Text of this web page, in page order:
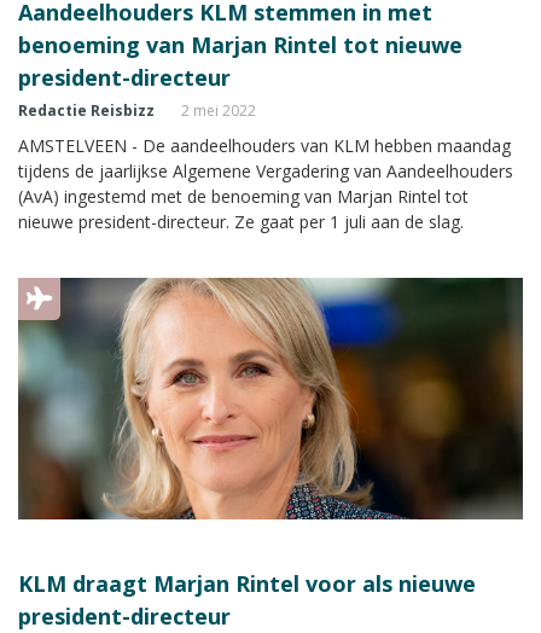
Aandeelhouders KLM stemmen in met
benoeming van Marjan Rintel tot nieuwe
president-directeur
Redactie Reisbizz 2 mei 2022
AMSTELVEEN - De aandeelhouders van KLM hebben maandag
tijdens de jaarlijkse Algemene Vergadering van Aandeelhouders
(AvA) ingestemd met de benoeming van Marjan Rintel tot
nieuwe president-directeur. Ze gaat per 1 juli aan de slag.
KLM draagt Marjan Rintel voor als nieuwe
president-directeur